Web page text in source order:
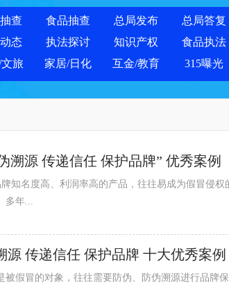
查 食品抽查 总局发布 总局答复
态 执法探讨 知识产权 食品执法
旅 家居/日化 互金/教育 315曝光
溯源 传递信任 保护品牌” 优秀案例
多年...
传递信任 保护品牌 十大优秀案例
假冒的对象，往往需要防伪、防伪溯源进行品牌